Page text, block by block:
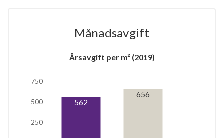
Månadsavgift
Årsavgift per m² (2019)
250
500
750
562
656